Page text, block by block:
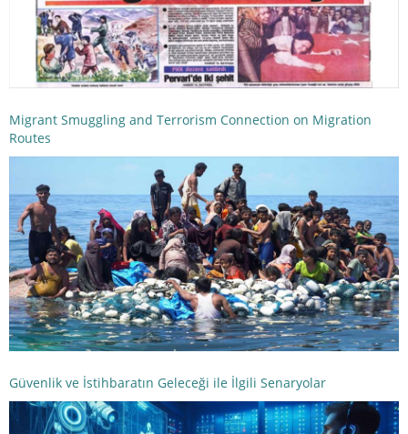
Migrant Smuggling and Terrorism Connection on Migration
Routes
Güvenlik ve İstihbaratın Geleceği ile İlgili Senaryolar